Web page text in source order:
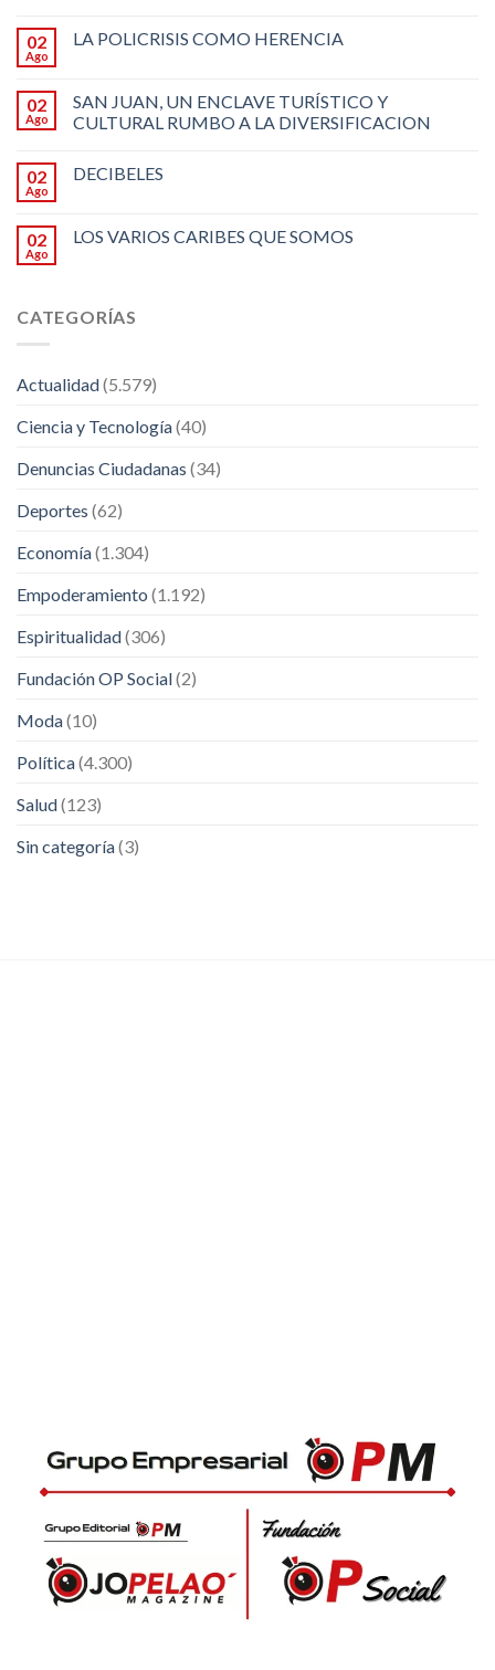
02
Ago
LA POLICRISIS COMO HERENCIA
02
Ago
SAN JUAN, UN ENCLAVE TURÍSTICO Y
CULTURAL RUMBO A LA DIVERSIFICACION
02
Ago
DECIBELES
02
Ago
LOS VARIOS CARIBES QUE SOMOS
CATEGORÍAS
Actualidad(5.579)
Ciencia y Tecnología(40)
Denuncias Ciudadanas (34)
Deportes (62)
Economía(1.304)
Empoderamiento (1.192)
Espiritualidad(306)
Fundación OP Social(2)
Moda(10)
Política(4.300)
Salud(123)
Sin categoría(3)